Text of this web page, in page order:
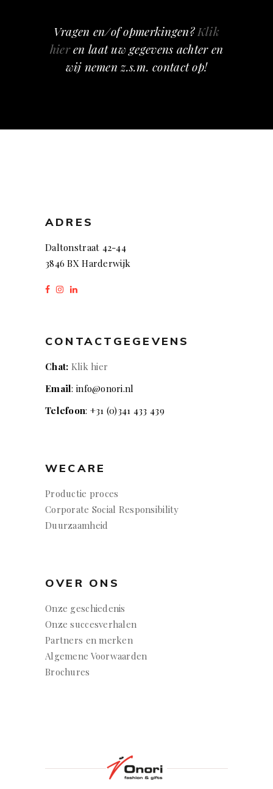
Vragen en/of opmerkingen?Klik
hieren laat uw gegevens achter en
wij nemen z.s.m. contact op!
ADRES
Daltonstraat 42-44
3846 BX Harderwijk
CONTACTGEGEVENS
Chat: Klik hier
Email: info@onori.nl
Telefoon: +31 (0)341 433 439
WECARE
Productie proces
Corporate Social Responsibility
Duurzaamheid
OVER ONS
Onze geschiedenis
Onze succesverhalen
Partners en merken
Algemene Voorwaarden
Brochures